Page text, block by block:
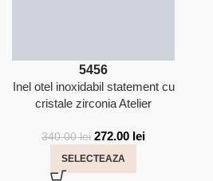
5456
Inel otel inoxidabil statement cu
cristale zirconia Atelier
340.00lei 272.00 lei
SELECTEAZA